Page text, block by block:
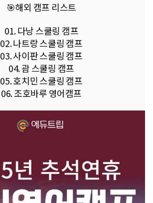
🎯해외 캠프 리스트
01. 다낭 스쿨링 캠프
02. 나트랑 스쿨링 캠프
03. 사이판 스쿨링 캠프
04. 괌 스쿨링 캠프
05. 호치민 스쿨링 캠프
06. 조호바루 영어캠프